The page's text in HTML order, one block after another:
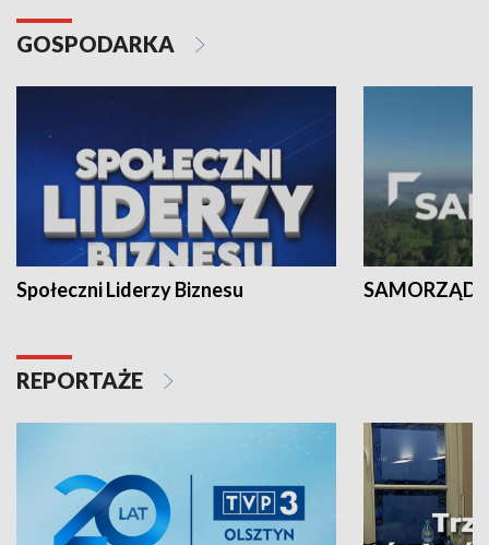
GOSPODARKA
Społeczni Liderzy Biznesu SAMORZĄD
REPORTAŻE